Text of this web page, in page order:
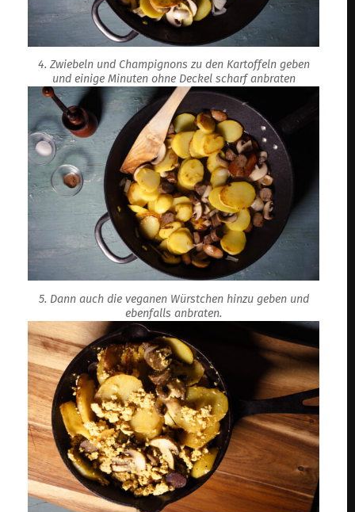
4. Zwiebeln und Champignons zu den Kartoffeln geben
und einige Minuten ohne Deckel scharf anbraten
5. Dann auch die veganen Würstchen hinzu geben und
ebenfalls anbraten.